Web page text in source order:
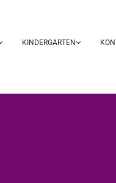
KINDERGARTEN